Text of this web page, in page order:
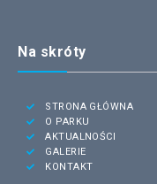
Na skróty
STRONA GŁÓWNA
O PARKU
AKTUALNOŚCI
GALERIE
KONTAKT